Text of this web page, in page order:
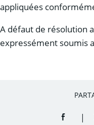
appliquées
A défaut de résolution
expressément soumis